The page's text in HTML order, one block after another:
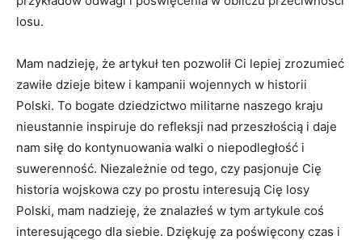
losu.
Mam ⁣nadzieję, że artykuł ten pozwolił Ci lepiej zrozumieć
zawiłe dzieje‍ bitew⁣ i kampanii wojennych w historii ​
Polski. To bogate dziedzictwo⁤ militarne ‍naszego kraju‍
nieustannie inspiruje do refleksji nad ⁤przeszłością i daje
nam⁣ siłę ⁢do kontynuowania walki o niepodległość i
suwerenność. ​Niezależnie od tego, czy ⁤pasjonuje Cię
historia‍ wojskowa czy po⁣ prostu interesują Cię losy
‌Polski, mam ⁣nadzieję,⁣ że znalazłeś w tym artykule coś⁢
interesującego dla⁣ siebie. Dziękuję⁣ za poświęcony czas i